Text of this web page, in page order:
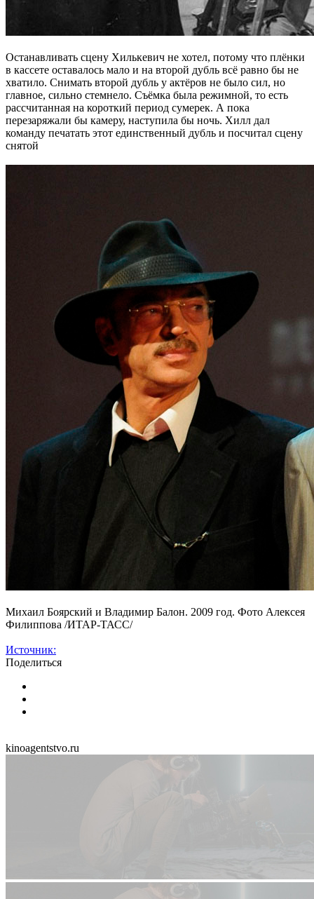
Останавливать сцену Хилькевич не хотел, потому что плёнки
в кассете оставалось мало и на второй дубль всё равно бы не
хватило. Снимать второй дубль у актёров не было сил, но
главное, сильно стемнело. Съёмка была режимной, то есть
рассчитанная на короткий период сумерек. А пока
перезаряжали бы камеру, наступила бы ночь. Хилл дал
команду печатать этот единственный дубль и посчитал сцену
снятой
Михаил Боярский и Владимир Балон. 2009 год. Фото Алексея
Филиппова /ИТАР-ТАСС/
Источник:
Поделиться
kinoagentstvo.ru